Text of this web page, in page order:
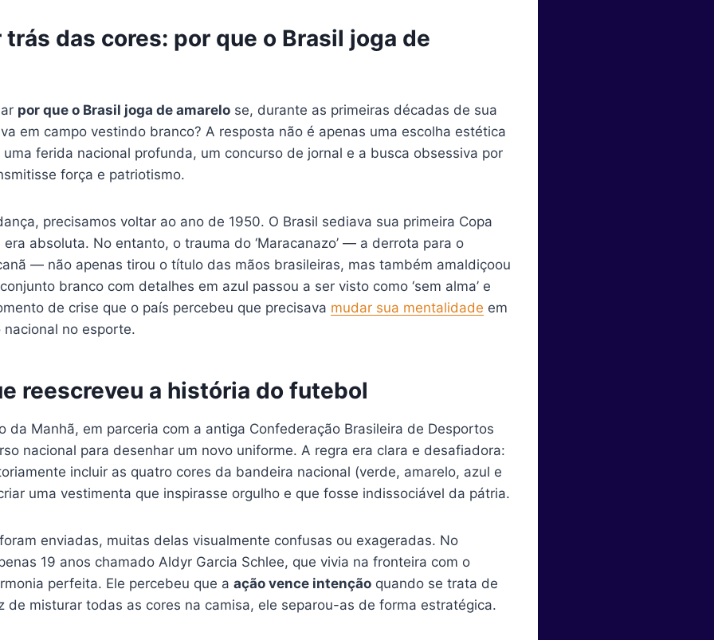
o
n
o
n
o
n
das cores: por que o Brasil joga de
por que o Brasil joga de amarelose, durante as primeiras décadas de sua
em campo vestindo branco? A resposta não é apenas uma escolha estética
ferida nacional profunda, um concurso de jornal e a busca obsessiva por
força e patriotismo.
precisamos voltar ao ano de 1950. O Brasil sediava sua primeira Copa
absoluta. No entanto, o trauma do ‘Maracanazo’ — a derrota para o
— não apenas tirou o título das mãos brasileiras, mas também amaldiçoou
branco com detalhes em azul passou a ser visto como ‘sem alma’ e
de crise que o país percebeu que precisava mudar sua mentalidade em
no esporte.
reescreveu a história do futebol
da Manhã, em parceria com a antiga Confederação Brasileira de Desportos
nacional para desenhar um novo uniforme. A regra era clara e desafiadora:
incluir as quatro cores da bandeira nacional (verde, amarelo, azul e
uma vestimenta que inspirasse orgulho e que fosse indissociável da pátria.
enviadas, muitas delas visualmente confusas ou exageradas. No
19 anos chamado Aldyr Garcia Schlee, que vivia na fronteira com o
perfeita. Ele percebeu que a ação vence intençãoquando se trata de
de misturar todas as cores na camisa, ele separou-as de forma estratégica.